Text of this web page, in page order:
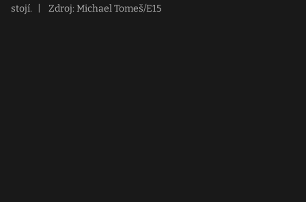
stojí.
Zdroj: Michael Tomeš/E15